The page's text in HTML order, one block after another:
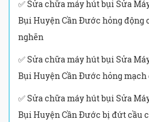
✅ Sửa chữa máy hút bụi Sửa
Bụi Huyện Cần Đước hỏng động
nghẽn
✅ Sửa chữa máy hút bụi Sửa
Bụi Huyện Cần Đước hỏng
✅ Sửa chữa máy hút bụi Sửa
Bụi Huyện Cần Đước bị đứt cầu